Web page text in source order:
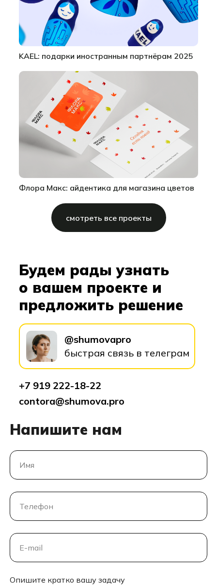
Флора Макс: айдентика для магазина цветов
KAEL: подарки иностранным партнёрам 2025
смотреть все проекты
быстрая связь в телеграм
@shumovapro
contora@shumova.pro
+7 919 222-18-22
Будем рады узнать
о вашем проекте и
предложить решение
Напишите нам
Имя
Телефон
E-mail
Опишите кратко вашу задачу